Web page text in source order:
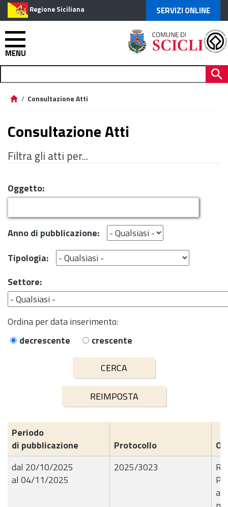
Regione Siciliana SERVIZI ONLINE
MENU
/ Consultazione Atti
Consultazione Atti
Filtra gli atti per...
Oggetto:
Anno di pubblicazione:
Tipologia:
Settore:
Ordina per data inserimento:
decrescente
crescente
Periodo
di pubblicazione
Protocollo
dal 20/10/2025
al 04/11/2025
2025/3023